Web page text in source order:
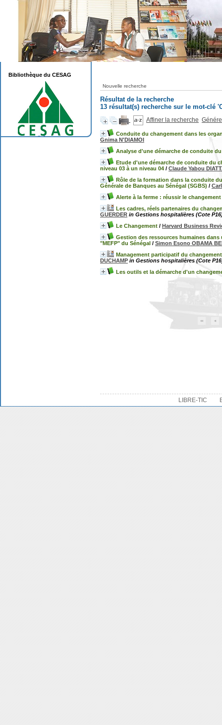
Nouvelle recherche
Résultat de la recherche
13 résultat(s) recherche sur le mot-clé
Affiner la recherche
Conduite du changement dans les
Gnima N'DIAMOI
Analyse d'une démarche de conduite
Etude d'une démarche de conduite du
niveau 03 à un niveau 04 / Claude Yabou
Rôle de la formation dans la conduite
Générale de Banques au Sénégal (SGBS) /
Alerte à la ferme : réussir le
Les cadres, réels partenaires du
GUERDER in Gestions hospitalières (Cote
Le Changement / Harvard Business
Gestion des ressources humaines
"MEFP" du Sénégal / Simon Esono OBAMA
Management participatif du
DUCHAMP in Gestions hospitalières (Cote
Les outils et la démarche d'un
LIBRE-TIC
Bibliothèque du CESAG